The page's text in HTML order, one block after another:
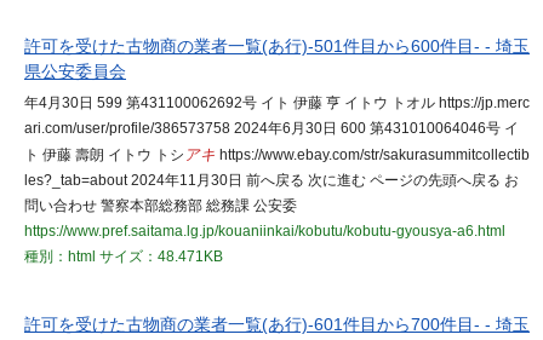
許可を受けた古物商の業者一覧(あ行)-501件目から600件目- - 埼玉
県公安委員会
年4月30日 599 第431100062692号 イト 伊藤 亨 イトウ トオル https://jp.merc
ari.com/user/profile/386573758 2024年6月30日 600 第431010064046号 イ
ト 伊藤 壽朗 イトウ トシ アキ https://www.ebay.com/str/sakurasummitcollectib
les?_tab=about 2024年11月30日 前へ戻る 次に進む ページの先頭へ戻る お
問い合わせ 警察本部総務部 総務課 公安委
https://www.pref.saitama.lg.jp/kouaniinkai/kobutu/kobutu-gyousya-a6.html
種別：html サイズ：48.471KB
許可を受けた古物商の業者一覧(あ行)-601件目から700件目- - 埼玉